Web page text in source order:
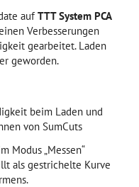
aufTTT System PCA
Verbesserungen
gearbeitet. Laden
geworden.
beim Laden und
von SumCuts
Modus „Messen“
als gestrichelte Kurve